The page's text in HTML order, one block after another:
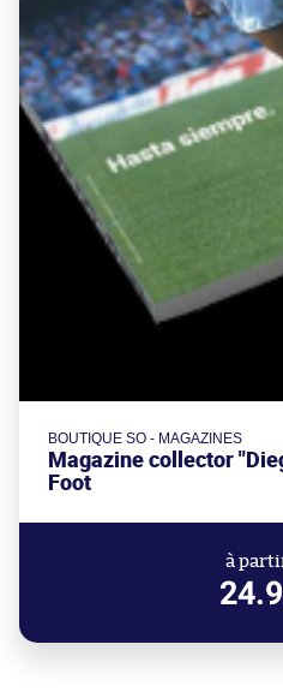
BOUTIQUE SO - MAGAZINES
Magazine collector
Foot
à